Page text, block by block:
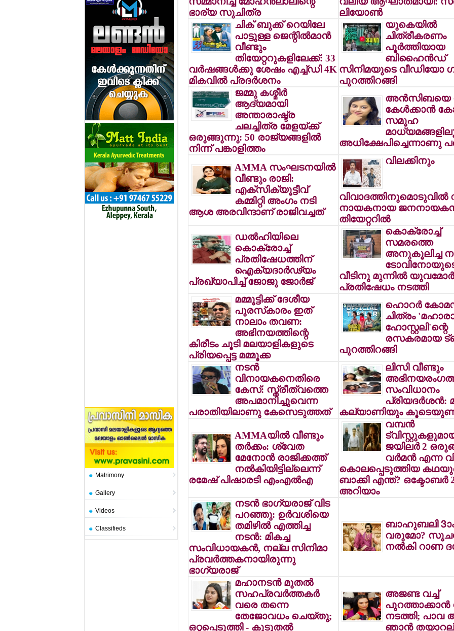
Matrimony
Gallery
Videos
Classifieds
ഭാര്യ സുചിത്ര
ലിയോണ്‍
ചിക് ബുക്ക് റെയിലേ
പാട്ടുള്ള ജെന്റില്‍മാന്‍
വീണ്ടും
തിയേറ്ററുകളിലേക്ക്: 33
വര്‍ഷങ്ങള്‍ക്കു ശേഷം എച്ച്ഡി 4K
മികവില്‍ പ്രദര്‍ശനം
യുകെയില്‍
ചിത്രീകരണം
പൂര്‍ത്തിയായ
ബിഹൈന്‍ഡ്
സിനിമയുടെ വീഡിയോ
പുറത്തിറങ്ങി
ജമ്മു കശ്മീര്‍
ആദ്യമായി
അന്താരാഷ്ട്ര
ചലച്ചിത്ര മേളയ്ക്ക്
ഒരുങ്ങുന്നു: 50 രാജ്യങ്ങളില്‍
നിന്ന് പങ്കാളിത്തം
അന്‍സിബയെ
കേള്‍ക്കാന്‍
സമൂഹ
അധിക്ഷേപിച്ചെന്നാണു
AMMA സംഘടനയില്‍
വീണ്ടും രാജി:
എക്‌സിക്യൂട്ടീവ്
കമ്മിറ്റി അംഗം നടി
ആശ അരവിന്ദാണ് രാജിവച്ചത്
വിലക്കിനും
വിവാദത്തിനുമൊടുവില്‍
നായകനായ
തിയേറ്ററില്‍
ഡല്‍ഹിയിലെ
കൊക്രോച്ച്
പ്രതിഷേധത്തിന്
ഐക്യദാര്‍ഢ്യം
പ്രഖ്യാപിച്ച് ജോജു ജോര്‍ജ്
കൊക്രോച്ച്
സമരത്തെ
അനുകൂലിച്ച
വീടിനു മുന്നില്‍
പ്രതിഷേധം നടത്തി
മമ്മൂട്ടിക്ക് ദേശീയ
പുരസ്‌കാരം ഇത്
നാലാം തവണ:
അഭിനയത്തിന്റെ
കിരീടം ചൂടി മലയാളികളുടെ
പ്രിയപ്പെട്ട മമ്മൂക്ക
ഹൊറര്‍
ചിത്രം
ഹോസ്റ്റലി'ന്റെ
രസകരമായ
പുറത്തിറങ്ങി
നടന്‍
വിനായകനെതിരെ
കേസ്: സ്ത്രീത്വത്തെ
അപമാനിച്ചുവെന്ന
പരാതിയിലാണു കേസെടുത്തത്
ലിസി വീണ്ടും
സംവിധാനം
പ്രിയദര്‍ശന്‍:
കല്യാണിയും
AMMAയില്‍ വീണ്ടും
തര്‍ക്കം: ശ്വേത
മേനോന്‍ രാജിക്കത്ത്
നല്‍കിയിട്ടില്ലെന്ന്
രമേഷ് പിഷാരടി എംഎല്‍എ
വമ്പന്‍
ജയിലര്‍ 2
വര്‍മന്‍ എന്ന
കൊലപ്പെടുത്തിയ
ബാക്കി എന്ത്? ഒക്ടോബര്‍
അറിയാം
നടന്‍ ഭാഗ്യരാജ് വിട
പറഞ്ഞു: ഉര്‍വശിയെ
തമിഴില്‍ എത്തിച്ച
നടന്‍: മികച്ച
സംവിധായകന്‍, നല്ല സിനിമാ
പ്രവര്‍ത്തകനായിരുന്നു
ഭാഗ്യരാജ്
ബാഹുബലി 3ാം
വരുമോ?
നല്‍കി റാണ
മഹാനടന്‍ മുതല്‍
സഹപ്രവര്‍ത്തകര്‍
വരെ തന്നെ
തേജോവധം ചെയ്തു;
ഒറ്റപ്പെടുത്തി - കൂടുതല്‍
അജണ്ട വച്ച്
പുറത്താക്കാന്‍
നടത്തി;
ഞാന്‍